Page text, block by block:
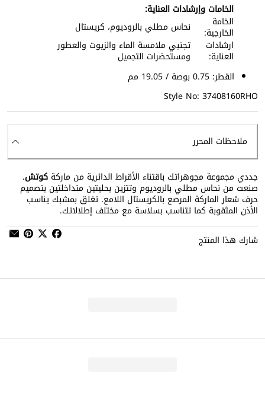
الخامات وإرشادات العناية:
الخامة
الخارجية:
نحاس مطلي بالروديوم، كريستال
ارشادات
العناية:
تجنبي ملامسة الماء والزيوت والعطور
ومستحضرات التجميل
القطر: 0.75 بوصة / 19.05 مم
Style No: 37408160RHO
ملاحظات المحرر
جددي مجموعة مجوهراتك باقتناء الأقراط الدائرية من ماركة كوتش.
صنعت من نحاس مطلي بالروديوم وتتزين بحليتين متداخلتين بتصميم
حرف شعار الماركة المرصع بالكريستال اللامع. تغلق بمشبك يناسب
الأذن المثقوبة كما تتناسب بسلاسة مع مختلف إطلالاتك.
شارك هذا المنتج